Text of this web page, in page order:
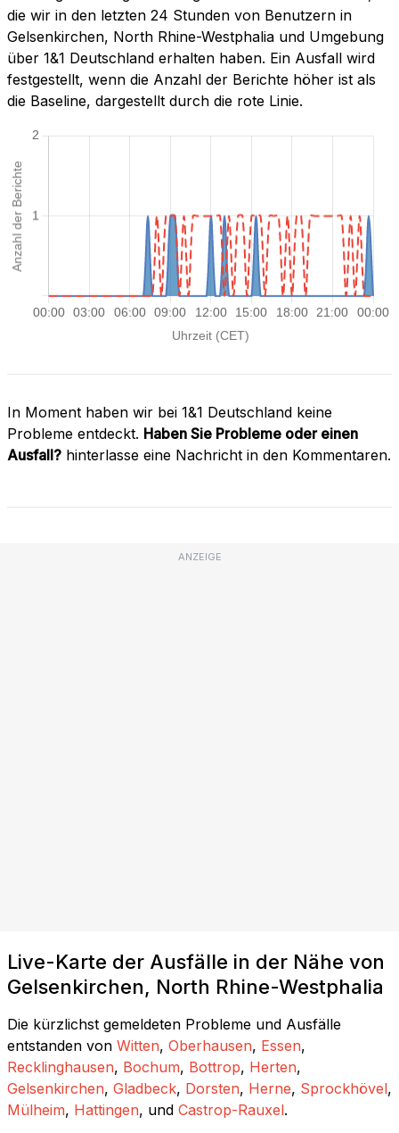
die wir in den letzten 24 Stunden von Benutzern in
Gelsenkirchen, North Rhine-Westphalia und Umgebung
über 1&1 Deutschland erhalten haben. Ein Ausfall wird
festgestellt, wenn die Anzahl der Berichte höher ist als
die Baseline, dargestellt durch die rote Linie.
In Moment haben wir bei 1&1 Deutschland keine
Probleme entdeckt. Haben Sie Probleme oder einen
Ausfall? hinterlasse eine Nachricht in den Kommentaren.
ANZEIGE
Live-Karte der Ausfälle in der Nähe von
Gelsenkirchen, North Rhine-Westphalia
Die kürzlichst gemeldeten Probleme und Ausfälle
entstanden von Witten, Oberhausen, Essen,
Recklinghausen, Bochum, Bottrop, Herten,
Gelsenkirchen, Gladbeck, Dorsten, Herne, Sprockhövel,
Mülheim, Hattingen, und Castrop-Rauxel.